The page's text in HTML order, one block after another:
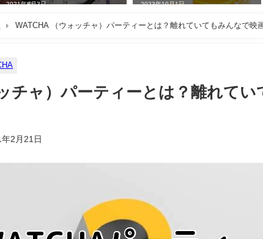
2021年8月3日 2023年10月1日
WATCHA （ウォッチャ）パーティーとは？離れていてもみんなで映
チャ）パーティーとは？離れてい
2月21日